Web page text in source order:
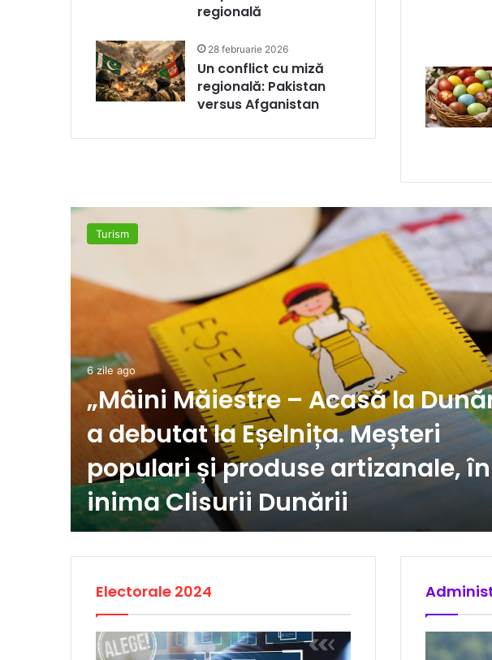
regională
28 februarie 2026
Un conflict cu miză
regională: Pakistan
versus Afganistan
Turism
6 zile ago
„Mâini Măiestre – Acasă la
a debutat la Eșelnița. Meșteri
populari și produse artizanale, în
inima Clisurii Dunării
Electorale 2024